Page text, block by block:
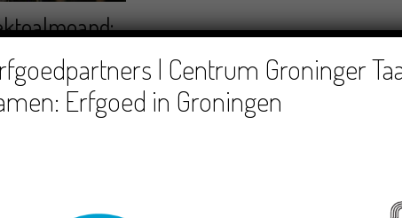
die zain!
| Centrum Groninger
Erfgoed in Groningen